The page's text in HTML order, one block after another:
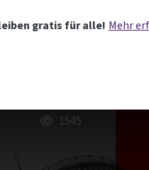
gratis für alle! Mehr
1545